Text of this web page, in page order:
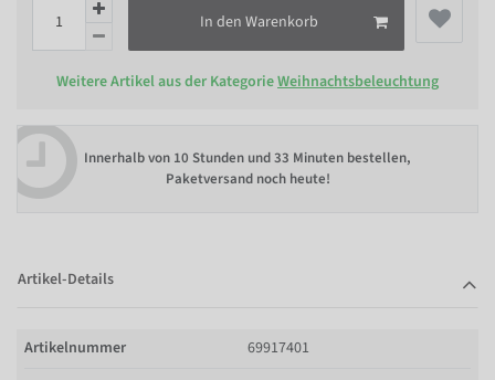
In den Warenkorb
Weitere Artikel aus der KategorieWeihnachtsbeleuchtung
Innerhalb von 10 Stunden und 33 Minuten bestellen,
Paketversand noch heute!
Artikel-Details
Artikelnummer
69917401